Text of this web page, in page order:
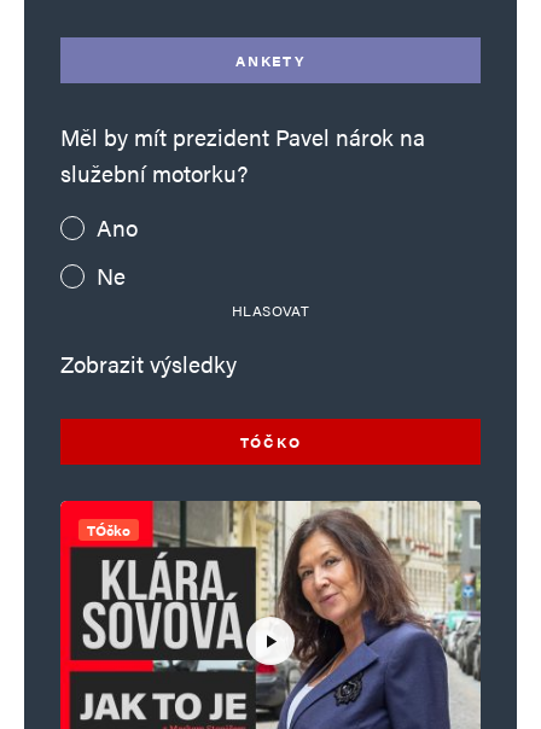
ANKETY
Měl by mít prezident Pavel nárok na
služební motorku?
Ano
Ne
HLASOVAT
Zobrazit výsledky
TÓČKO
TÓčko